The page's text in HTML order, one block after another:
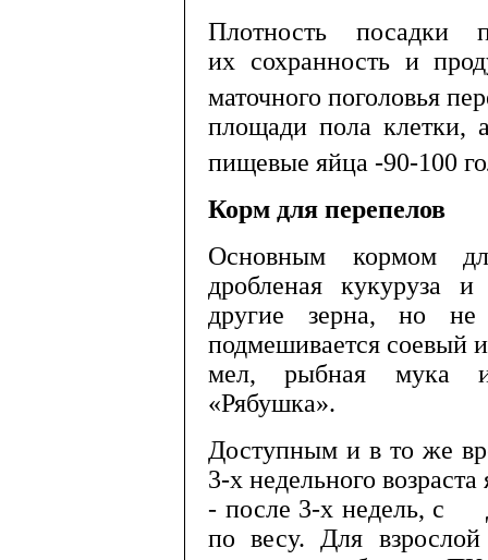
Плотность посадки
их сохран­ность и
маточного поголовья
площади пола клетки,
пищевые яйца -90-100
Корм для перепелов
Основным кормом
дробленая кукуруза
другие зерна, но
подмешивает­ся соевый
мел, рыбная мука
«Рябушка».
Доступным и в то же
3-х недельного
- после 3-х недель, с
по весу. Для